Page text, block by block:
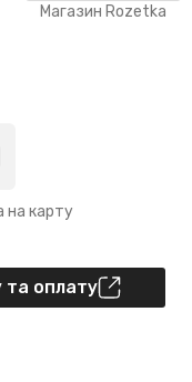
Магазин Rozetka
на карту
та оплату